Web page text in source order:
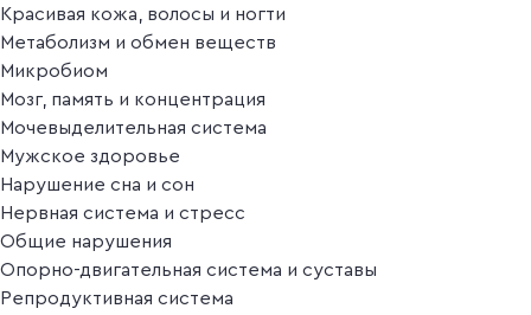
Красивая кожа, волосы и ногти
Метаболизм и обмен веществ
Микробиом
Мозг, память и концентрация
Мочевыделительная система
Мужское здоровье
Нарушение сна и сон
Нервная система и стресс
Общие нарушения
Опорно-двигательная система и суставы
Репродуктивная система